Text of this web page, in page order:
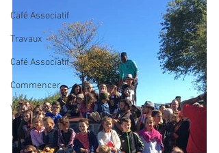
Café Associatif
Travaux
Café Associatif
Commencer
Votre communauté